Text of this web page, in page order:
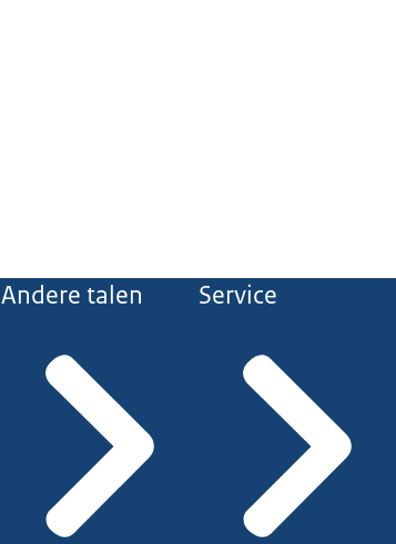
Andere talen Service